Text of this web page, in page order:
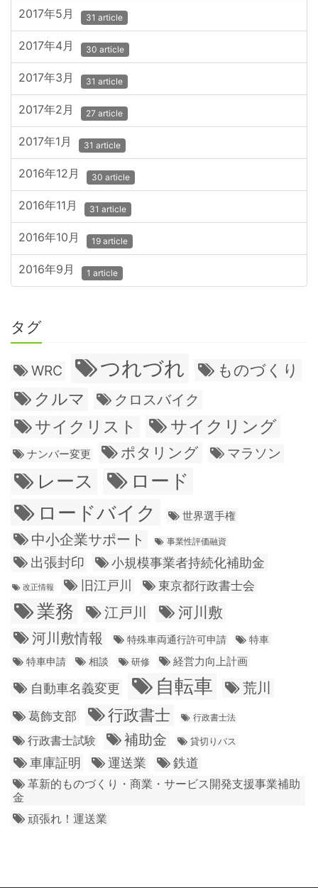
2017年5月 31 article
2017年4月 30 article
2017年3月 31 article
2017年2月 27 article
2017年1月 31 article
2016年12月 30 article
2016年11月 31 article
2016年10月 19 article
2016年9月 1 article
タグ
WRC つれづれ ものづくり
クルマ クロスバイク
サイクリスト サイクリング
ナンバー変更 ポタリング マラソン
レース
ロード
ロードバイク
世界選手権
中小企業サポート 事業性評価融資
出張封印 小規模事業者持続化補助金
改正情報 旧江戸川 東京都行政書士会
業務 江戸川
河川敷
河川敷情報
特殊車両通行許可申請
特車
特車申請
相談 研修 経営力向上計画
自動車名義変更 自転車 荒川
葛飾支部 行政書士 行政書士法
行政書士試験 補助金 貸切りバス
車庫証明 運送業 鉄道
革新的ものづくり・商業・サービス開発支援事業補助
金
頑張れ！運送業